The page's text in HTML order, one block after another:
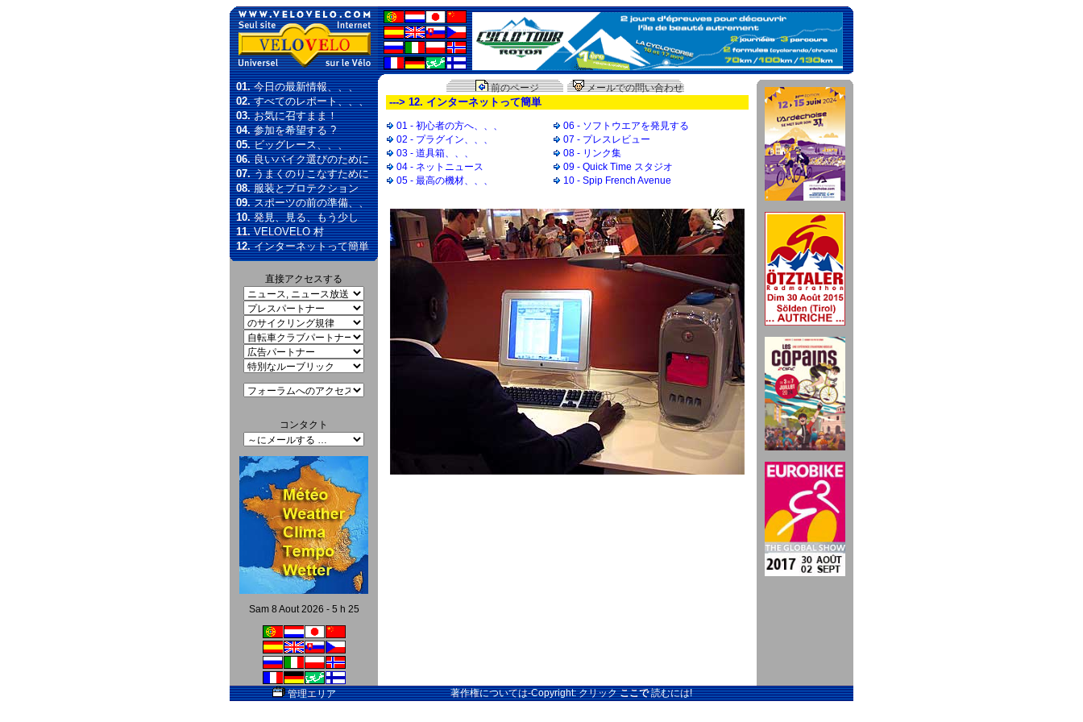
01.今日の最新情報、、、
02.すべてのレポート、、、
03.お気に召すまま！
04.参加を希望する ?
05.ビッグレース、、、
06.良いバイク選びのために
07.うまくのりこなすために
08.服装とプロテクション
09.スポーツの前の準備、、
10.発見、見る、もう少し
11.VELOVELO 村
12.インターネットって簡単
直接アクセスする
コンタクト
Sam 8 Aout 2026 - 5 h 25
前のページ メールでの問い合わせ
---> 12. インターネットって簡単
01 - 初心者の方へ、、、
02 - プラグイン、、、
03 - 道具箱、、、
04 - ネットニュース
05 - 最高の機材、、、
06 - ソフトウエアを発見する
07 - プレスレビュー
08 - リンク集
09 - Quick Time スタジオ
10 - Spip French Avenue
管理エリア 著作権については-Copyright: クリックここで読むには!